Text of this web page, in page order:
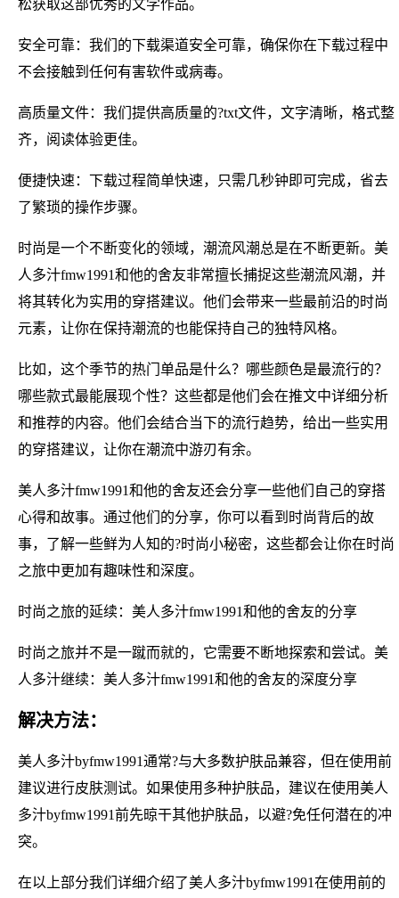
松获取这部优秀的文学作品。
安全可靠：我们的下载渠道安全可靠，确保你在下载过程中
不会接触到任何有害软件或病毒。
高质量文件：我们提供高质量的?txt文件，文字清晰，格式整
齐，阅读体验更佳。
便捷快速：下载过程简单快速，只需几秒钟即可完成，省去
了繁琐的操作步骤。
时尚是一个不断变化的领域，潮流风潮总是在不断更新。美
人多汁fmw1991和他的舍友非常擅长捕捉这些潮流风潮，并
将其转化为实用的穿搭建议。他们会带来一些最前沿的时尚
元素，让你在保持潮流的也能保持自己的独特风格。
比如，这个季节的热门单品是什么？哪些颜色是最流行的？
哪些款式最能展现个性？这些都是他们会在推文中详细分析
和推荐的内容。他们会结合当下的流行趋势，给出一些实用
的穿搭建议，让你在潮流中游刃有余。
美人多汁fmw1991和他的舍友还会分享一些他们自己的穿搭
心得和故事。通过他们的分享，你可以看到时尚背后的故
事，了解一些鲜为人知的?时尚小秘密，这些都会让你在时尚
之旅中更加有趣味性和深度。
时尚之旅的延续：美人多汁fmw1991和他的舍友的分享
时尚之旅并不是一蹴而就的，它需要不断地探索和尝试。美
人多汁继续：美人多汁fmw1991和他的舍友的深度分享
解决方法：
美人多汁byfmw1991通常?与大多数护肤品兼容，但在使用前
建议进行皮肤测试。如果使用多种护肤品，建议在使用美人
多汁byfmw1991前先晾干其他护肤品，以避?免任何潜在的冲
突。
在以上部分我们详细介绍了美人多汁byfmw1991在使用前的